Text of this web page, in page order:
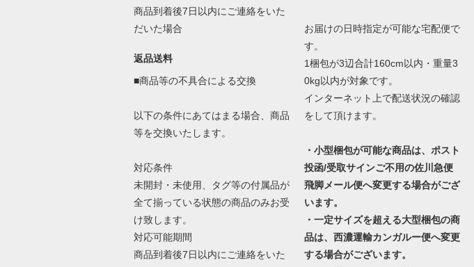
商品到着後7日以内にご連絡をいた
だいた場合
返品送料
■商品等の不具合による交換
以下の条件にあてはまる場合、商品
等を交換いたします。
対応条件
未開封・未使用、タグ等の付属品が
全て揃っている状態の商品のみお受
け致します。
対応可能期間
商品到着後7日以内にご連絡をいた
お届けの日時指定が可能な宅配便で
す。
1梱包が3辺合計160cm以内・重量3
0kg以内が対象です。
インターネット上で配送状況の確認
をして頂けます。
・小型梱包が可能な商品は、ポスト
投函/受取サインご不用の佐川急便
飛脚メール便へ変更する場合がござ
います。
・一定サイズを超える大型梱包の商
品は、西濃運輸カンガルー便へ変更
する場合がございます。